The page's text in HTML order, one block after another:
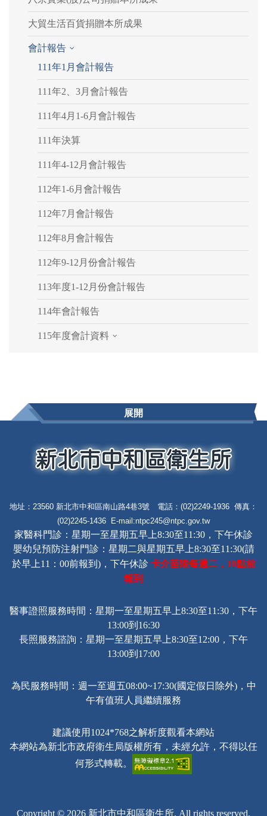
大貿生活百貨捐贈本所成果
會計報告
111年1月會計報告
111年2、3月會計報告
111年4月1-6月會計報告
111年決算
111年4-12月會計報告
112年1-6月會計報告
112年7月會計報告
112年8月會計報告
112年9-12月份會計報告
113年度1-12月份會計報告
114年會計報告
115年度會計資料
展開
地址：23560 新北市中和區南山路4巷3號 電話：(02)2249-1936 傳真：
(02)2245-1436 E-mail:ntpc245@ntpc.gov.tw
家醫科門診：星期一至星期五早上8:30至11:30，下午休診
嬰幼兒預防注射門診：星期二與星期五早上8:30至11:30(請
於早上11：00前報到)，下午休診 卡介苗限每週二， 10點前
報到
醫事證照服務時間：星期一至星期五早上8:30至11:30，下午
13:00到16:30
長照服務諮詢 ：星期一至星期五早上8:30至12:00，下午
13:00到17:00
為民服務時間：週一至週五08:00~17:30(國定假日除外)，中
午有值班人員繼續服務
建議使用1024*768之解析度觀看本網站
本網站為新北市政府衛生局版權所有，未經允許，不得以任
何形式轉載。
Copyright © 2026 新北市中和區衛生所. All rights reserved.